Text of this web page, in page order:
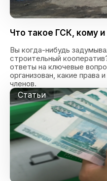
Что такое ГСК, кому
Вы когда-нибудь
строительный
ответы на ключевые
организован, какие права
членов.
Статьи